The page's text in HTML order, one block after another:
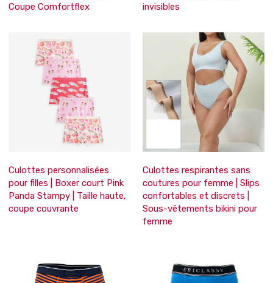
Coupe Comfortflex
invisibles
Culottes personnalisées
pour filles | Boxer court Pink
Panda Stampy | Taille haute,
coupe couvrante
Culottes respirantes sans
coutures pour femme | Slips
confortables et discrets |
Sous-vêtements bikini pour
femme